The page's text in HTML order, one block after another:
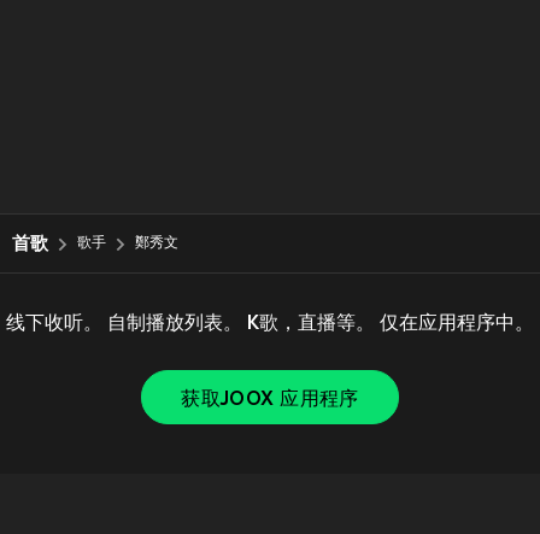
首歌 歌手 鄭秀文
线下收听。 自制播放列表。 K歌，直播等。 仅在应用程序中。
获取JOOX 应用程序